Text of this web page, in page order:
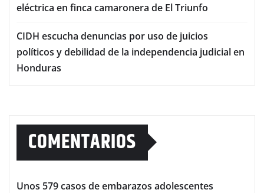
eléctrica en finca camaronera de El Triunfo
CIDH escucha denuncias por uso de juicios
políticos y debilidad de la independencia judicial en
Honduras
COMENTARIOS
Unos 579 casos de embarazos adolescentes